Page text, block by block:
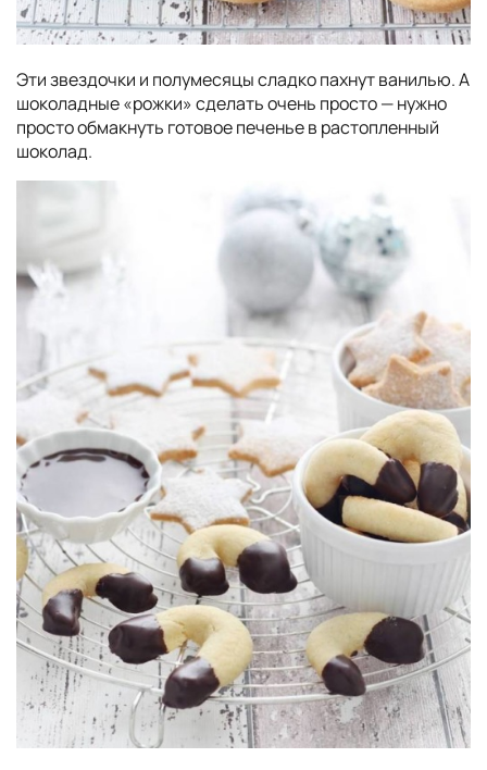
Эти звездочки и полумесяцы сладко пахнут ванилью. А
шоколадные «рожки» сделать очень просто — нужно
просто обмакнуть готовое печенье в растопленный
шоколад.